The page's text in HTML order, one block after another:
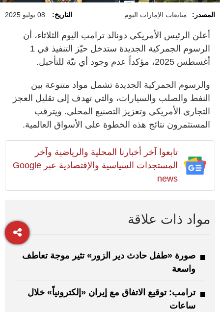
المصدر: متابعات الإمارات اليوم التاريخ: 08 يوليو 2025
أعلن الرئيس الأمريكي دونالد ترامب اليوم الثلاثاء، أن
الرسوم الجمركية الجديدة ستدخل حيّز التنفيذ في 1
أغسطس 2025، مؤكداً عدم وجود أي نيّة للتأجيل.
والرسوم الجمركية الجديدة تشمل مواد متنوعة بين
النفط والصلب والسيارات، والتي تهدف إلى تقليل العجز
التجاري الأمريكي وتعزيز التصنيع المحلي. ويترقب
المستثمرون نتائج هذه الخطوة على الأسواق العالمية.
تابعوا آخر أخبارنا المحلية والرياضية وآخر
المستجدات السياسية والإقتصادية عبر Google
news
مواد ذات علاقة
صورة «طفل حادث دير الزور» تثير موجة تعاطف
واسعة
ترامب: توقيع الاتفاق مع إيران «إلكترونياً» خلال
ساعات